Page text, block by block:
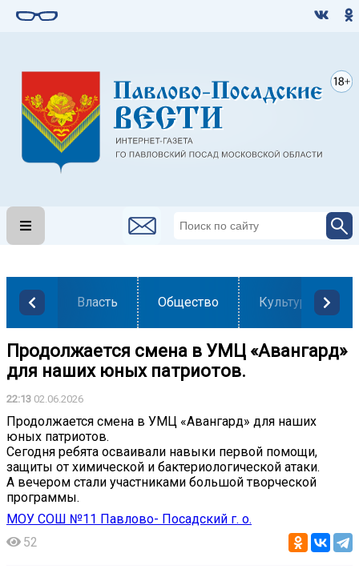
Власть Общество Культура
️Продолжается смена в УМЦ «Авангард»
для наших юных патриотов.
22:13 02.06.2026
️Продолжается смена в УМЦ «Авангард» для наших
юных патриотов.
️Сегодня ребята осваивали навыки первой помощи,
защиты от химической и бактериологической атаки.
️А вечером стали участниками большой творческой
программы. ️
МОУ СОШ №11 Павлово- Посадский г. о.
52